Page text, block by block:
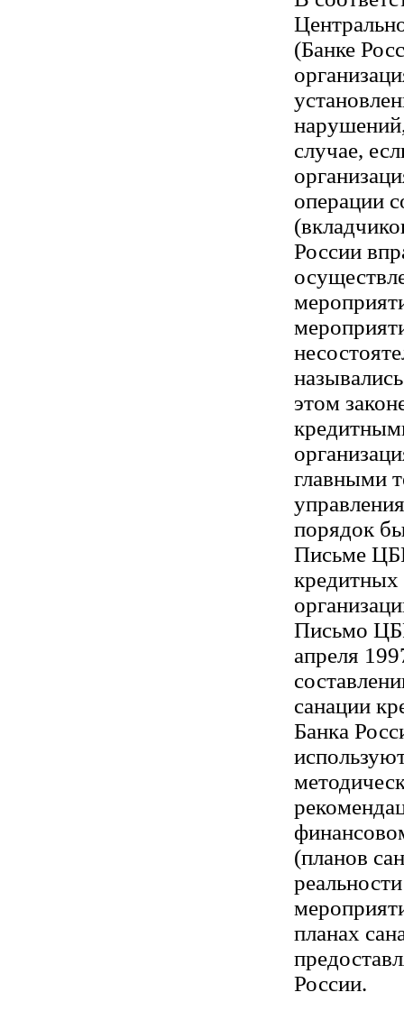
(Банке
случае,
операции
России
этом
главными
порядок
Письме
кредитных
Письмо
апреля
санации
Банка
(планов
реальности
планах
России.